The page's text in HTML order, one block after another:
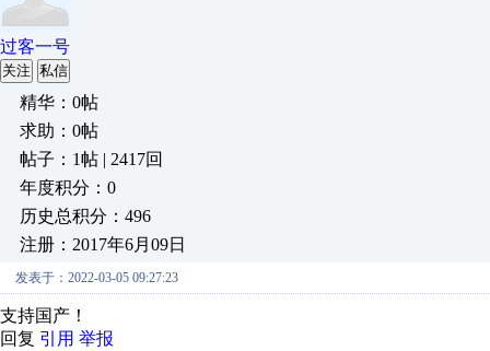
过客一号
关注 私信
精华：0帖
求助：0帖
帖子：1帖 | 2417回
年度积分：0
历史总积分：496
注册：2017年6月09日
发表于：2022-03-05 09:27:23
支持国产！
回复 引用 举报